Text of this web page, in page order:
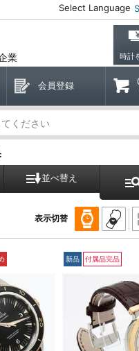
Select Language
業 時計
会員登録
並べ替え
表示切替
新品 付属品完品